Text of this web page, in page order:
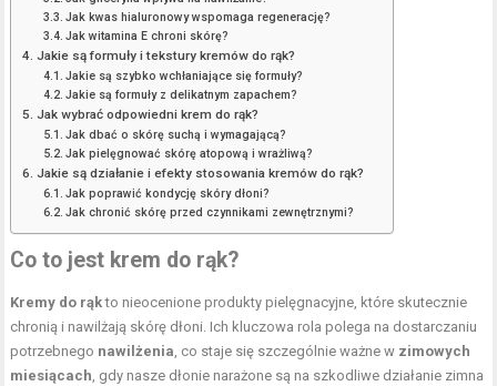
Jak kwas hialuronowy wspomaga regenerację?
Jak witamina E chroni skórę?
Jakie są formuły i tekstury kremów do rąk?
Jakie są szybko wchłaniające się formuły?
Jakie są formuły z delikatnym zapachem?
Jak wybrać odpowiedni krem do rąk?
Jak dbać o skórę suchą i wymagającą?
Jak pielęgnować skórę atopową i wrażliwą?
Jakie są działanie i efekty stosowania kremów do rąk?
Jak poprawić kondycję skóry dłoni?
Jak chronić skórę przed czynnikami zewnętrznymi?
Co to jest krem do rąk?
Kremy do rąkto nieocenione produkty pielęgnacyjne, które skutecznie
chronią i nawilżają skórę dłoni. Ich kluczowa rola polega na dostarczaniu
potrzebnego nawilżenia, co staje się szczególnie ważne w zimowych
miesiącach, gdy nasze dłonie narażone są na szkodliwe działanie zimna